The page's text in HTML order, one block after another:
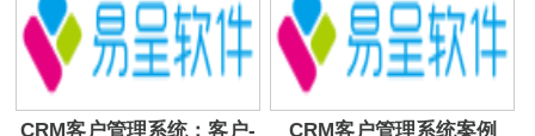
CRM客户管理系统：客户- CRM客户管理系统案例